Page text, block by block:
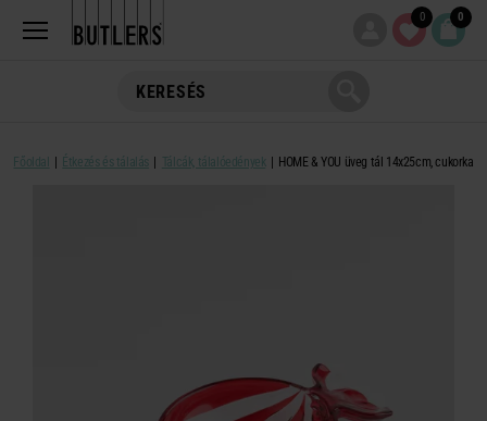
0 0
Főoldal Étkezés és tálalás Tálcák, tálalóedények HOME & YOU üveg tál 14x25cm, cukorka